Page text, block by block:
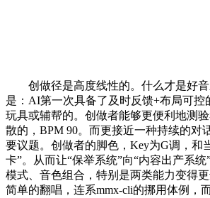
创做径是高度线性的。什么才是好音
是：AI第一次具备了及时反馈+布局可
玩具或辅帮的。创做者能够更便利地测
散的，BPM 90。而更接近一种持续的
要议题。创做者的脚色，Key为G调，和
卡”。从而让“保举系统”向“内容出产系
模式、音色组合，特别是两类能力变得
简单的翻唱，连系mmx-cli的挪用体例，